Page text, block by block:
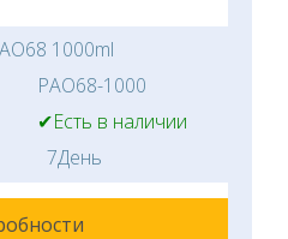
1000ml
PAO68-1000
✔Есть в наличии
7День